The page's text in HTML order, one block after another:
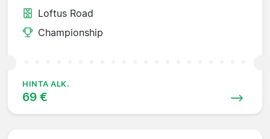
Loftus Road
Championship
HINTA ALK.
69 €